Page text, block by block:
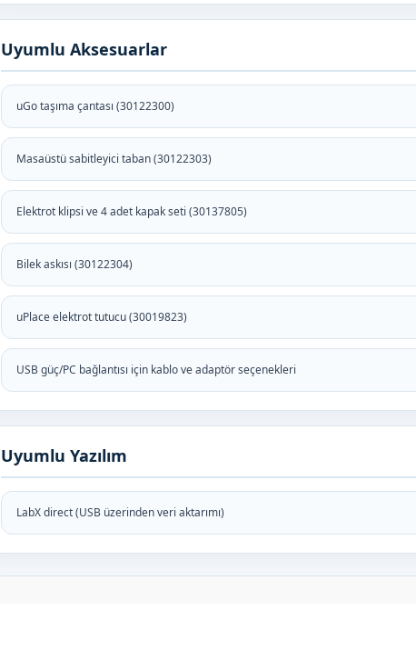
Uyumlu Aksesuarlar
uGo taşıma çantası (30122300)
Masaüstü sabitleyici taban (30122303)
Elektrot klipsi ve 4 adet kapak seti (30137805)
Bilek askısı (30122304)
uPlace elektrot tutucu (30019823)
USB güç/PC bağlantısı için kablo ve adaptör seçenekleri
Uyumlu Yazılım
LabX direct (USB üzerinden veri aktarımı)